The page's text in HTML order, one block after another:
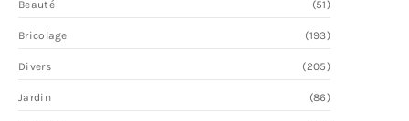
Beauté (51)
Bricolage (193)
Divers (205)
Jardin (86)